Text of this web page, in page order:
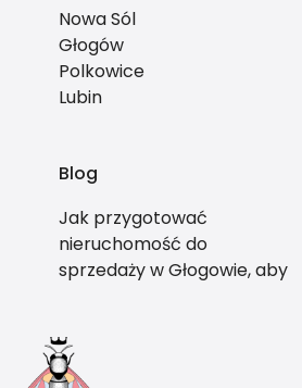
Nowa Sól
Głogów
Polkowice
Lubin
Blog
Jak przygotować
nieruchomość do
sprzedaży w Głogowie, aby